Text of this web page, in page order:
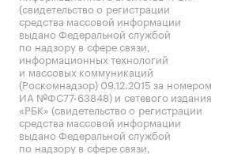
(свидетельство о регистрации
средства массовой информации
выдано Федеральной службой
по надзору в сфере связи,
информационных технологий
и массовых коммуникаций
(Роскомнадзор) 09.12.2015 за номером
ИА №ФС77-63848) и сетевого издания
«РБК» (свидетельство о регистрации
средства массовой информации
выдано Федеральной службой
по надзору в сфере связи,